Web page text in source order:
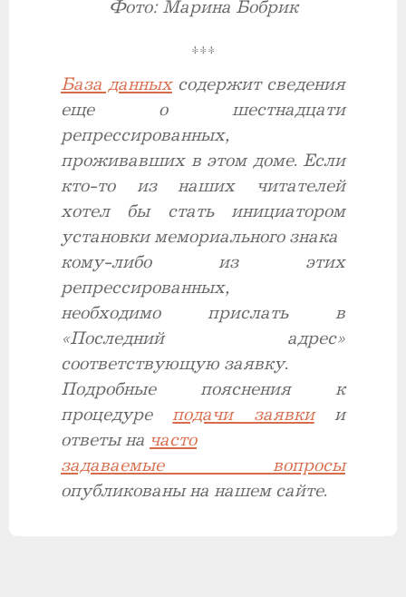
Фото: Марина Бобрик
***
База данныхсодержит сведения
еще о шестнадцати
репрессированных,
проживавших в этом доме. Если
кто-то из наших читателей
хотел бы стать инициатором
установки мемориального знака
кому-либо из этих
репрессированных,
необходимо прислать в
«Последний адрес»
соответствующую заявку.
Подробные пояснения к
процедуреподачи заявкии
ответы на часто
задаваемые вопросы
опубликованы на нашем сайте.